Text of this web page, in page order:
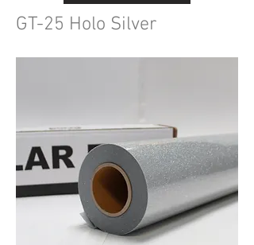
GT-25 Holo Silver